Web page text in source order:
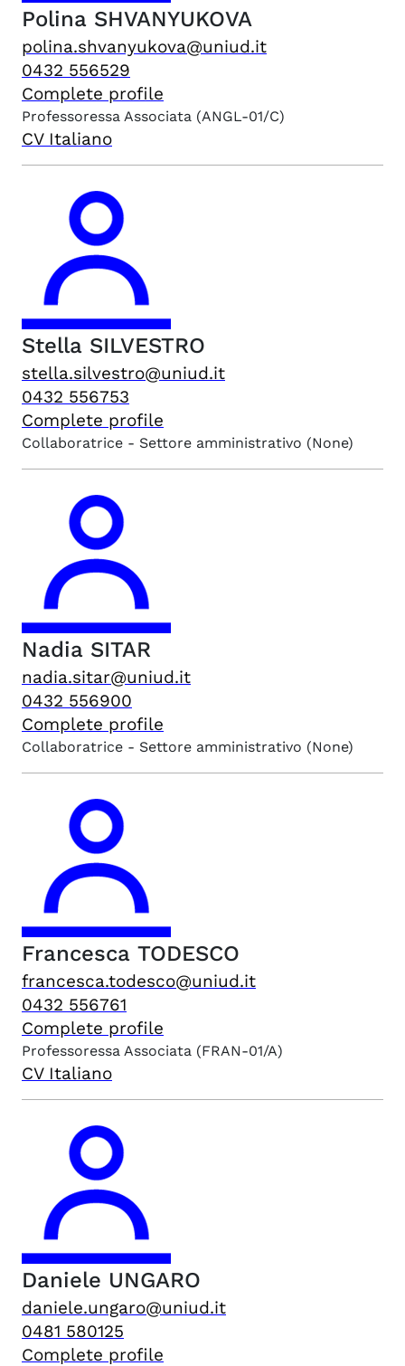
Polina SHVANYUKOVA
polina.shvanyukova@uniud.it
0432 556529
Complete profile
Professoressa Associata (ANGL-01/C)
CV Italiano
Stella SILVESTRO
stella.silvestro@uniud.it
0432 556753
Complete profile
Collaboratrice - Settore amministrativo (None)
Nadia SITAR
nadia.sitar@uniud.it
0432 556900
Complete profile
Collaboratrice - Settore amministrativo (None)
Francesca TODESCO
francesca.todesco@uniud.it
0432 556761
Complete profile
Professoressa Associata (FRAN-01/A)
CV Italiano
Daniele UNGARO
daniele.ungaro@uniud.it
0481 580125
Complete profile